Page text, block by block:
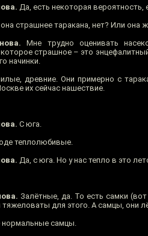
Да, есть некоторая
страшнее таракана, нет? Или она
Мне трудно оценивать
которое страшное – это
начинки.
древние. Они примерно с
их сейчас нашествие.
С юга.
теплолюбивые.
Да, с юга. Но у нас тепло в это
Залётные, да. То есть самки
тяжеловаты для этого. А самцы, они
нормальные самцы.